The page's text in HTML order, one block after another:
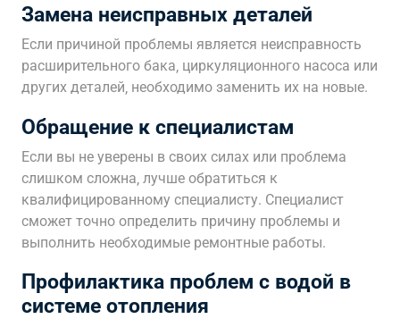
Замена неисправных деталей
Если причиной проблемы является неисправность
расширительного бака‚ циркуляционного насоса или
других деталей‚ необходимо заменить их на новые.
Обращение к специалистам
Если вы не уверены в своих силах или проблема
слишком сложна‚ лучше обратиться к
квалифицированному специалисту. Специалист
сможет точно определить причину проблемы и
выполнить необходимые ремонтные работы.
Профилактика проблем с водой в
системе отопления